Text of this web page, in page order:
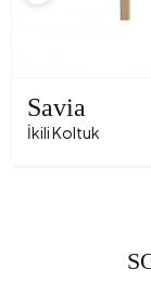
Savia
İkili Koltuk